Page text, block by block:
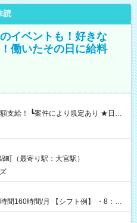
読
イベントも！好きな
働いたその日に給料
たその日に現金GET♪ お仕事後はコ
せます！ 【試用期間】試
町（最寄り駅：大宮駅）
【シフト例】 ・8：00